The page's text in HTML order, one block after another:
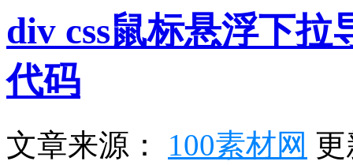
div css鼠标悬浮下
代码
文章来源： 100素材网